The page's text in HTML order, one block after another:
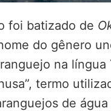
foi batizado de
do gênero
na língua
termo
de